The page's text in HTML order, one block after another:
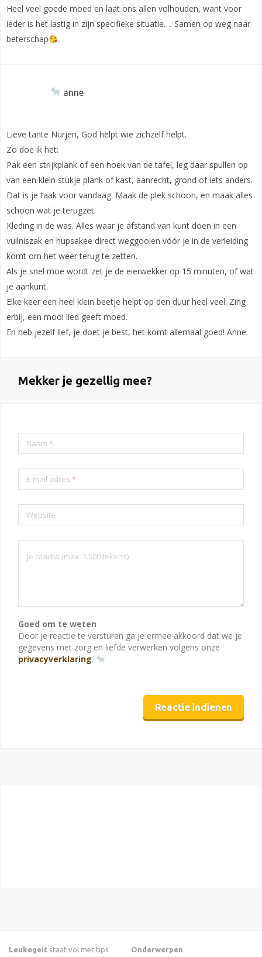
Heel veel goede moed en laat ons allen volhouden, want voor
ieder is het lastig in zijn specifieke situatie…. Samen op weg naar
beterschap
anne
Lieve tante Nurjen, God helpt wie zichzelf helpt.
Zo doe ik het:
Pak een strijkplank of een hoek van de tafel, leg daar spullen op
van een klein stukje plank of kast, aanrecht, grond of iets anders.
Dat is je taak voor vandaag. Maak de plek schoon, en maak alles
schoon wat je terugzet.
Kleding in de was. Alles waar je afstand van kunt doen in een
vuilniszak en hupsakee direct weggooien vóór je in de verleiding
komt om het weer terug te zetten.
Als je snel moe wordt zet je de eierwekker op 15 minuten, of wat
je aankunt.
Elke keer een heel klein beetje helpt op den duur heel veel. Zing
erbij, een mooi lied geeft moed.
En heb jezelf lief, je doet je best, het komt allemaal goed! Anne.
Mekker je gezellig mee?
Naam *
E-mail adres *
Website
Goed om te weten
Door je reactie te versturen ga je ermee akkoord dat we je
gegevens met zorg en liefde verwerken volgens onze
privacyverklaring.
Leukegeit staat vol met tips Onderwerpen